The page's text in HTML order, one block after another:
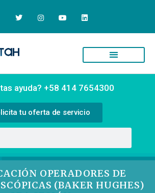
ayuda? +58 414 7654300
tu oferta de servicio
OPERADORES DE
(BAKER HUGHES)